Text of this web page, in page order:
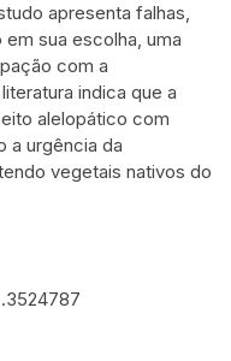
apresenta falhas,
sua escolha, uma
com a
indica que a
alelopático com
a urgência da
vegetais nativos do